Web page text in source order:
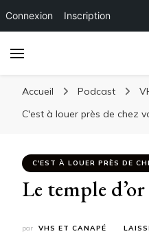
Connexion Inscription
Accueil Podcast
C'est à louer près de chez
C'EST À LOUER PRÈS DE
Le temple d’or
par VHS ET CANAPÉ